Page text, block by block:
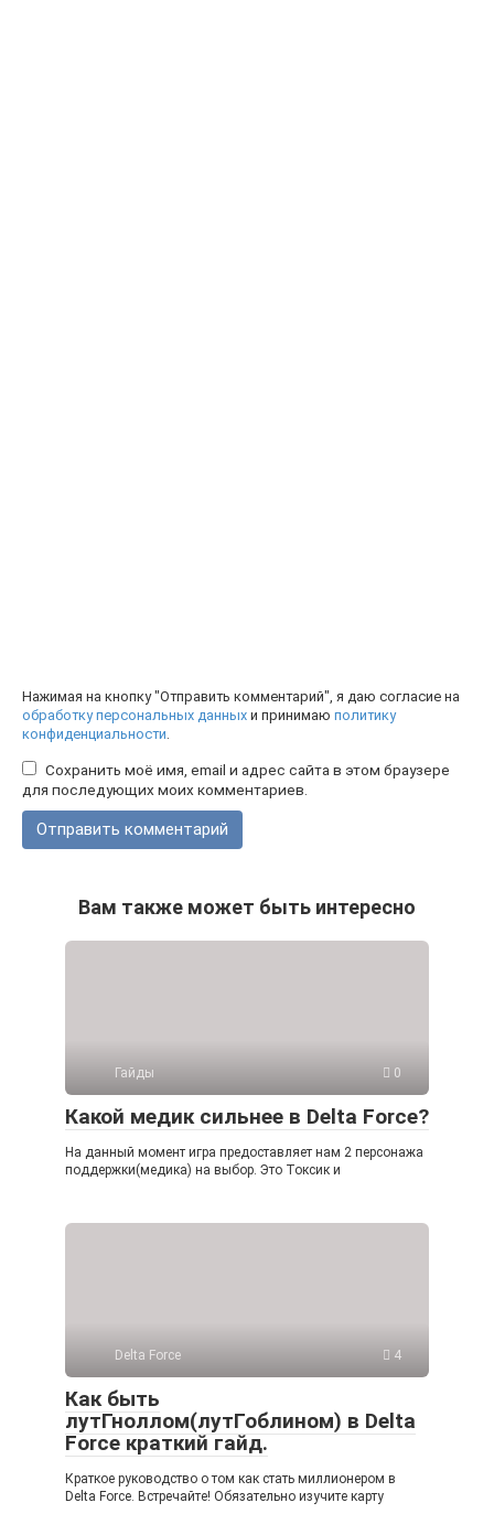
Нажимая на кнопку "Отправить комментарий", я даю согласие на
обработку персональных данных и принимаю политику
конфиденциальности
Сохранить моё имя, email и адрес сайта в этом браузере
для последующих моих комментариев.
Вам также может быть интересно
Гайды 0
Какой медик сильнее в Delta Force?
На данный момент игра предоставляет нам 2 персонажа
поддержки(медика) на выбор. Это Токсик и
Delta Force 4
Как быть
лутГноллом(лутГоблином) в Delta
Force краткий гайд.
Краткое руководство о том как стать миллионером в
Delta Force. Встречайте! Обязательно изучите карту